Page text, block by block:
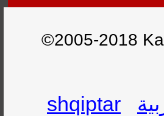
©2005-2018
shqiptar